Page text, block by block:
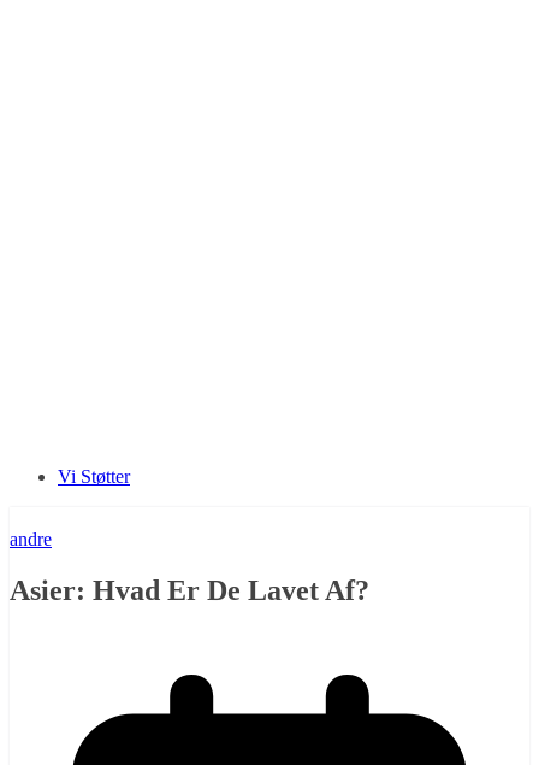
Vi Støtter
andre
Asier: Hvad Er De Lavet Af?